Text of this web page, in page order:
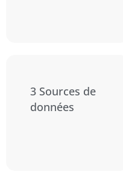
3 Sources de
données